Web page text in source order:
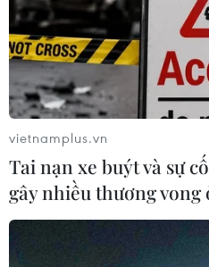
#Đầu tư nước ngoài
#Kinh
#Thủ tướng Lý Khắc Cường
#Cuộc chiến thương mại Mỹ-
Theo dõi VietnamPlus
vietnamplus.vn
Tai nạn xe buýt và sự
gây nhiều thương vong